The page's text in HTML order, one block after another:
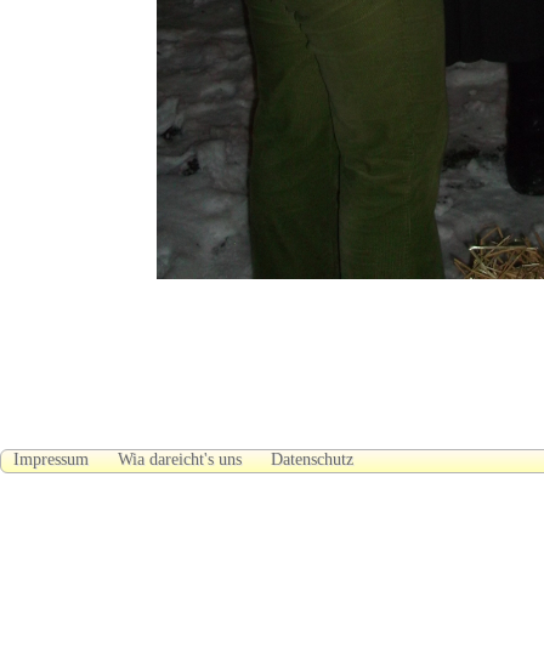
Impressum Wia dareicht's uns Datenschutz